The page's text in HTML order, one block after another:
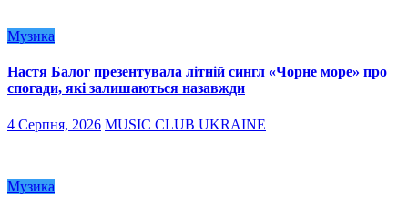
Музика
Настя Балог презентувала літній сингл «Чорне море» про
спогади, які залишаються назавжди
4 Серпня, 2026 MUSIC CLUB UKRAINE
Музика